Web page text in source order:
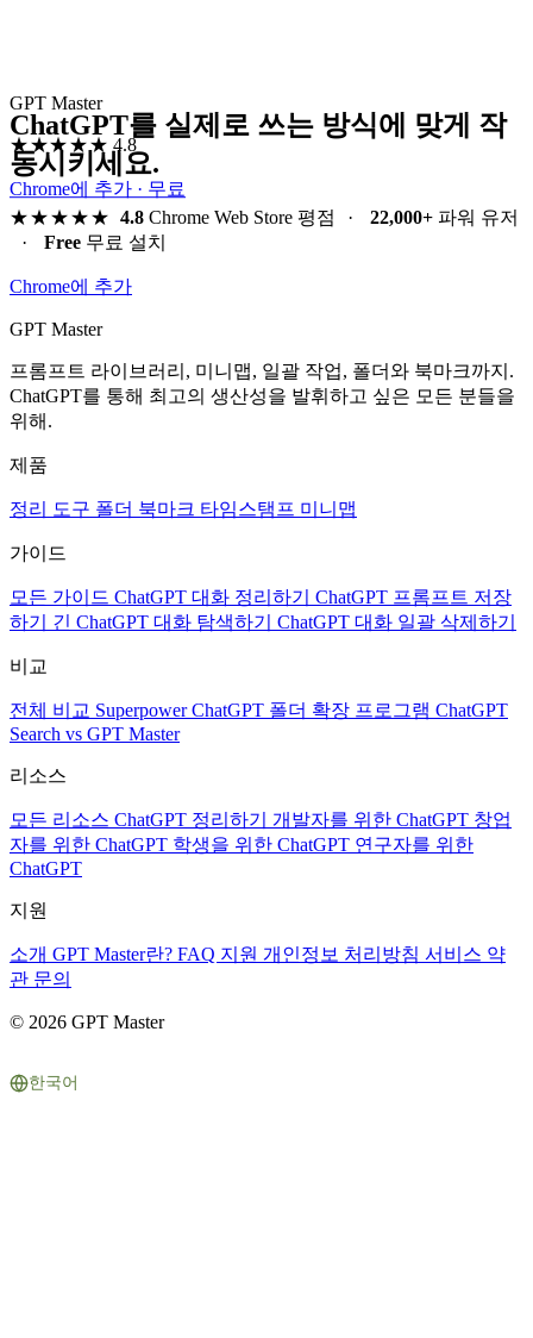
GPT Master
★★★★★ 4.8
Chrome에 추가 · 무료
ChatGPT를 실제로 쓰는 방식에 맞게 작
동시키세요.
★★★★★ 4.8Chrome Web Store 평점 · 22,000+파워 유저
·
Free 무료 설치
Chrome에 추가
GPT Master
프롬프트 라이브러리, 미니맵, 일괄 작업, 폴더와 북마크까지.
ChatGPT를 통해 최고의 생산성을 발휘하고 싶은 모든 분들을
위해.
제품
정리 도구 폴더 북마크 타임스탬프 미니맵
가이드
모든 가이드 ChatGPT 대화 정리하기 ChatGPT 프롬프트 저장
하기 긴 ChatGPT 대화 탐색하기 ChatGPT 대화 일괄 삭제하기
비교
전체 비교 Superpower ChatGPT 폴더 확장 프로그램 ChatGPT
Search vs GPT Master
리소스
모든 리소스 ChatGPT 정리하기 개발자를 위한 ChatGPT 창업
자를 위한 ChatGPT 학생을 위한 ChatGPT 연구자를 위한
ChatGPT
지원
소개 GPT Master란? FAQ 지원 개인정보 처리방침 서비스 약
관 문의
© 2026 GPT Master
한국어